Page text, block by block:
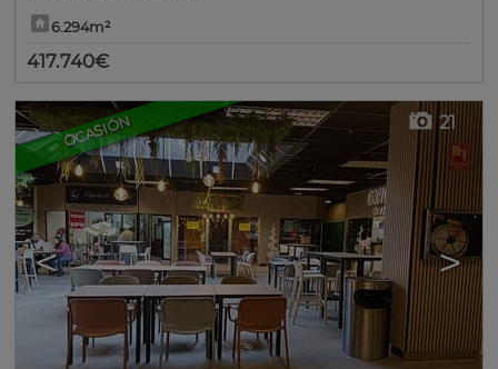
6.294m²
417.740€
OCASIÓN
< >
21